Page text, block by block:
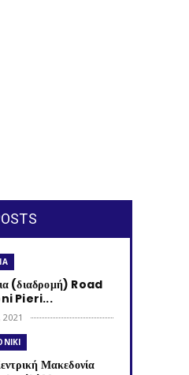
(διαδρομή) Road
Pieri...
Μακεδονία